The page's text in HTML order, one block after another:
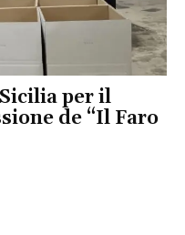
per il
de “Il Faro